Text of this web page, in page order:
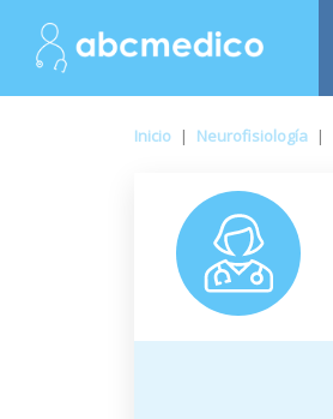
Inicio | Neurofisiología |